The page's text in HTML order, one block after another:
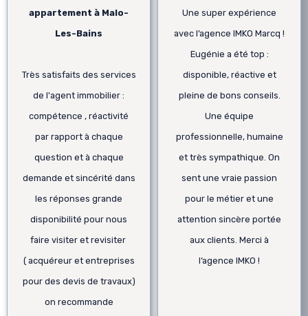
appartement à Malo-
Les-Bains
Très satisfaits des services
de l'agent immobilier :
compétence , réactivité
par rapport à chaque
question et à chaque
demande et sincérité dans
les réponses grande
disponibilité pour nous
faire visiter et revisiter
( acquéreur et entreprises
pour des devis de travaux)
on recommande
Une super expérience
avec l’agence IMKO Marcq !
Eugénie a été top :
disponible, réactive et
pleine de bons conseils.
Une équipe
professionnelle, humaine
et très sympathique. On
sent une vraie passion
pour le métier et une
attention sincère portée
aux clients. Merci à
l’agence IMKO !